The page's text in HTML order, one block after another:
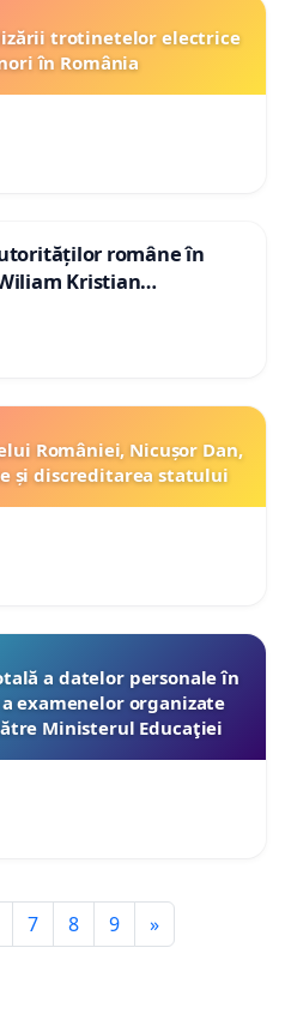
trotinetelor electrice
în România
române în
Kristian
în Danemarca de
României, Nicușor Dan,
și discreditarea statului
a datelor personale în
examenelor organizate
Ministerul Educaţiei
7 8 9 »